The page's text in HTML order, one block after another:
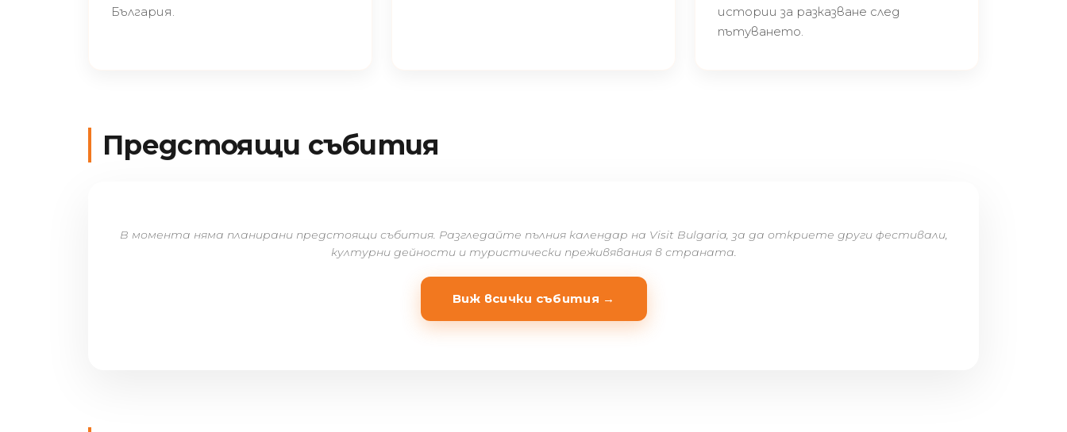
България.
истории за разказване след
пътуването.
Предстоящи събития
В момента няма планирани предстоящи събития. Разгледайте пълния календар на Visit Bulgaria, за да откриете други фестивали,
културни дейности и туристически преживявания в страната.
Виж всички събития →